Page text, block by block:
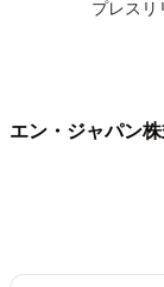
プレスリ
エン・ジャパン